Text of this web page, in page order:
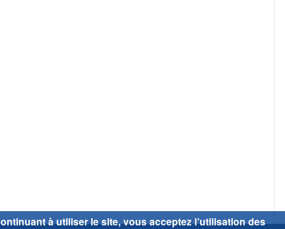
à utiliser le site, vous acceptez l’utilisation des